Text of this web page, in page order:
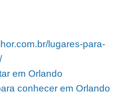
lugares-para-
em Orlando
conhecer em Orlando